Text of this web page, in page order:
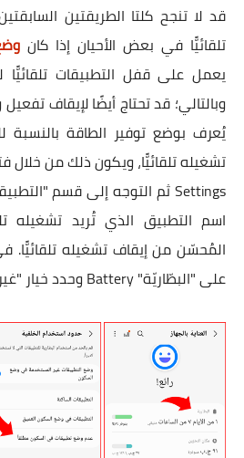
قد لا تنجح كلتا الطريقتين
تلقائيًّا في بعض الأحيان إذا كان
يعمل على قفل التطبيقات تلقائيًّا
وبالتالي؛ قد تحتاج أيضًا لإيقاف
يُعرف بوضع توفير الطاقة
تشغيله تلقائيًّا، ويكون ذلك من خلال
Settings ثم التوجه إلى قسم "التطبيقات" Apps ثم
اسم التطبيق الذي تُريد تشغيله
المُحسّن من إيقاف تشغيله تلقائيًّا.
على "البطّاريّة" Battery وحدد خيار "غير مقيد" Unrestricted.